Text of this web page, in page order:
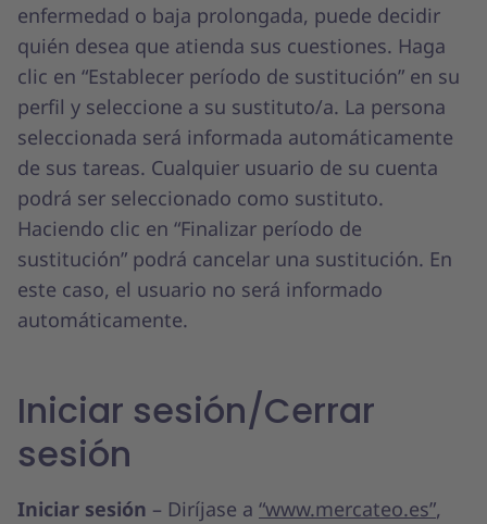
enfermedad o baja prolongada, puede decidir
quién desea que atienda sus cuestiones. Haga
clic en “Establecer período de sustitución” en su
perfil y seleccione a su sustituto/a. La persona
seleccionada será informada automáticamente
de sus tareas. Cualquier usuario de su cuenta
podrá ser seleccionado como sustituto.
Haciendo clic en “Finalizar período de
sustitución” podrá cancelar una sustitución. En
este caso, el usuario no será informado
automáticamente.
Iniciar sesión/Cerrar
sesión
Iniciar sesión – Diríjase a “www.mercateo.es”,